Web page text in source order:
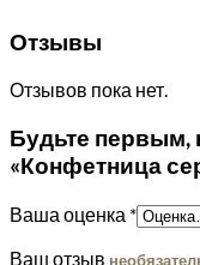
Отзывы
Отзывов пока нет.
Будьте первым,
«Конфетница
Ваша оценка *
Ваш отзыв